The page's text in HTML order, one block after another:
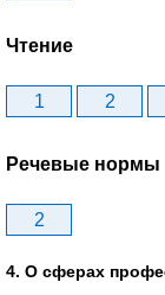
Чтение
1 2
Речевые нормы
2
4. О сферах